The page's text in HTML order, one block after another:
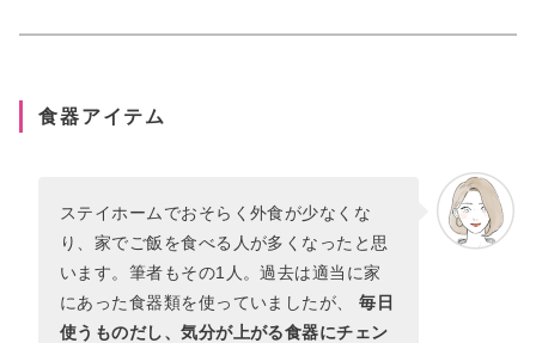
食器アイテム
ステイホームでおそらく外食が少なくな
り、家でご飯を食べる人が多くなったと思
います。筆者もその1人。過去は適当に家
にあった食器類を使っていましたが、
毎日
使うものだし、気分が上がる食器にチェン